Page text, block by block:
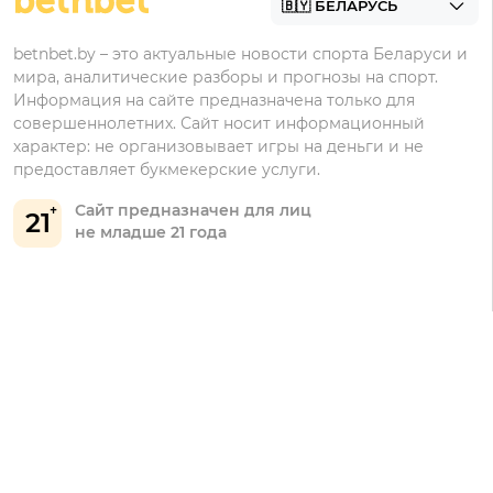
Бонусы Бетера
Бонусы Винлайн
Марафонбет
21
Сайт предназначен для лиц
не младше 21 года
betnbet.by – это актуальные новости спорта Беларуси и
мира, аналитические разборы и прогнозы на спорт.
Информация на сайте предназначена только для
совершеннолетних. Сайт носит информационный
характер: не организовывает игры на деньги и не
предоставляет букмекерские услуги.